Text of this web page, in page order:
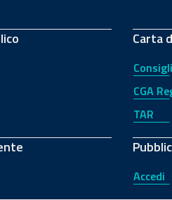
Carta
CGA
TAR
Accedi